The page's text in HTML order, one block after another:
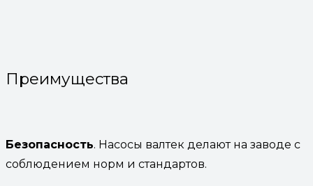
Преимущества
Безопасность. Насосы валтек делают на заводе с
соблюдением норм и стандартов.